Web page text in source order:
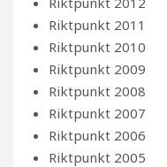
Riktpunkt 2011
Riktpunkt 2010
Riktpunkt 2009
Riktpunkt 2008
Riktpunkt 2007
Riktpunkt 2006
Riktpunkt 2005